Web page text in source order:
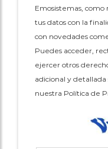
Emosistemas,
tus datos con la
con novedades
Puedes acceder,
ejercer otros
adicional y
nuestra Política de